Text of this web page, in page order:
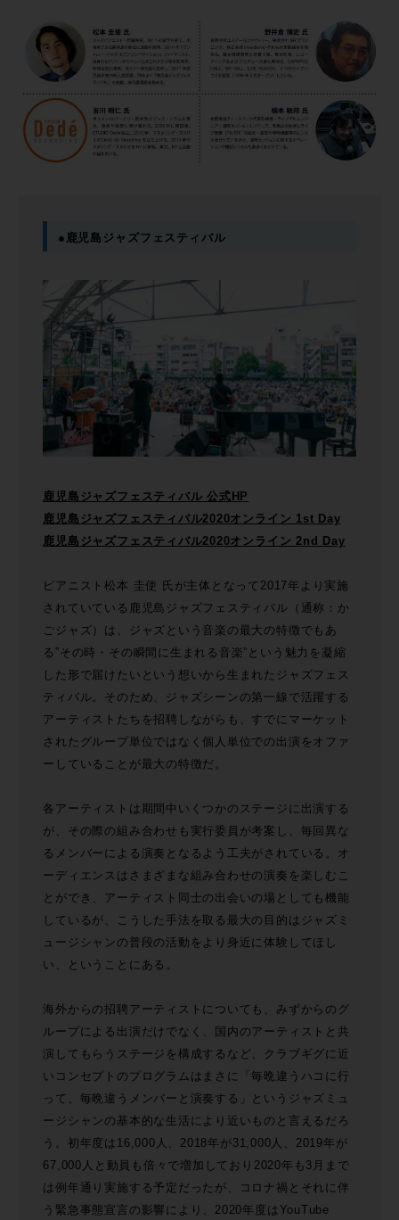
●鹿児島ジャズフェスティバル
鹿児島ジャズフェスティバル 公式HP
鹿児島ジャズフェスティバル2020オンライン 1st Day
鹿児島ジャズフェスティバル2020オンライン 2nd Day
ピアニスト松本 圭使 氏が主体となって2017年より実施
されていている鹿児島ジャズフェスティバル（通称：か
ごジャズ）は、ジャズという音楽の最大の特徴でもあ
る”その時・その瞬間に生まれる音楽”という魅力を凝縮
した形で届けたいという想いから生まれたジャズフェス
ティバル。そのため、ジャズシーンの第一線で活躍する
アーティストたちを招聘しながらも、すでにマーケット
されたグループ単位ではなく個人単位での出演をオファ
ーしていることが最大の特徴だ。
各アーティストは期間中いくつかのステージに出演する
が、その際の組み合わせも実行委員が考案し、毎回異な
るメンバーによる演奏となるよう工夫がされている。オ
ーディエンスはさまざまな組み合わせの演奏を楽しむこ
とができ、アーティスト同士の出会いの場としても機能
しているが、こうした手法を取る最大の目的はジャズミ
ュージシャンの普段の活動をより身近に体験してほし
い、ということにある。
海外からの招聘アーティストについても、みずからのグ
ループによる出演だけでなく、国内のアーティストと共
演してもらうステージを構成するなど、クラブギグに近
いコンセプトのプログラムはまさに「毎晩違うハコに行
って、毎晩違うメンバーと演奏する」というジャズミュ
ージシャンの基本的な生活により近いものと言えるだろ
う。初年度は16,000人、2018年が31,000人、2019年が
67,000人と動員も倍々で増加しており2020年も3月まで
は例年通り実施する予定だったが、コロナ禍とそれに伴
う緊急事態宣言の影響により、2020年度はYouTube